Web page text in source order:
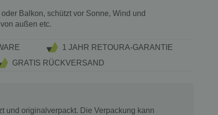
Balkon, schützt vor Sonne, Wind und
außen etc.
1 JAHR RETOURA-GARANTIE
GRATIS RÜCKVERSAND
und originalverpackt. Die Verpackung kann